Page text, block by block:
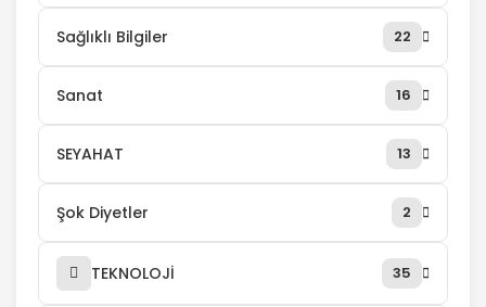
Sağlıklı Bilgiler 22
Sanat 16
SEYAHAT 13
Şok Diyetler 2
TEKNOLOJİ 35